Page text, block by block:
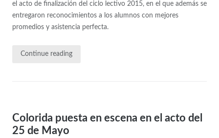
el acto de finalización del ciclo lectivo 2015, en el que además se
entregaron reconocimientos a los alumnos con mejores
promedios y asistencia perfecta.
Continue reading
Colorida puesta en escena en el acto del
25 de Mayo